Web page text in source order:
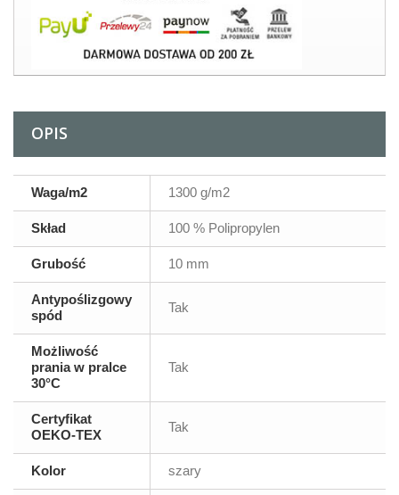
OPIS
Waga/m2 1300 g/m2
Skład 100 % Polipropylen
Grubość 10 mm
Antypoślizgowy
spód
Tak
Możliwość
prania w pralce
30°C
Tak
Certyfikat
OEKO-TEX
Tak
Kolor szary